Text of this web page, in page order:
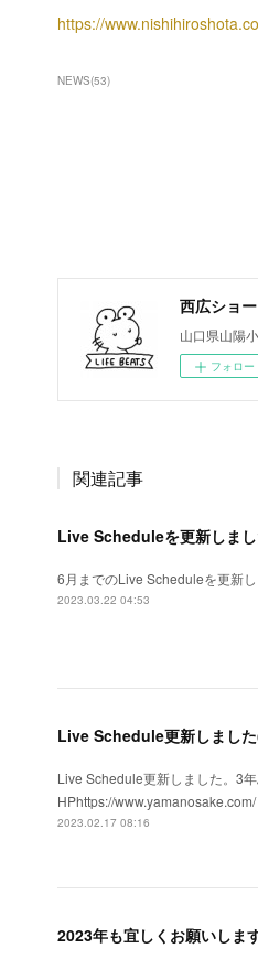
https://
NEWS(53)
西広ショ
山口県山陽
フォロー
関連記事
Live Scheduleを更新しま
6月までのLive Scheduleを更新し
2023.03.22 04:53
Live Schedule更新しまし
Live Schedule更新しました。3
HPhttps://www.yamanosake.com/
2023.02.17 08:16
2023年も宜しくお願いし